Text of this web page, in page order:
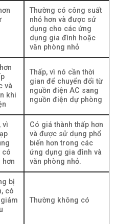
Thường có công suất
nhỏ hơn và được sử
dụng cho các ứng
dụng gia đình hoặc
văn phòng nhỏ
và
khi
Thấp, vì nó cần thời
gian để chuyển đổi từ
nguồn điện AC sang
nguồn điện dự phòng
vì
có
hơn
Có giá thành thấp hơn
và được sử dụng phổ
biến hơn trong các
ứng dụng gia đình và
văn phòng nhỏ.
bị
có
Thường không có